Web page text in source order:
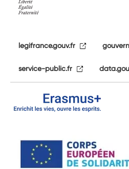
legifrance.gouv.fr
service-public.fr